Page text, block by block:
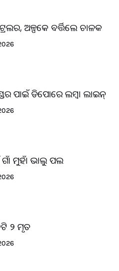
ଅଳ୍ପକେ ବର୍ତ୍ତିଲେ ଚାଳକ
ପାଇଁ ଡିପୋରେ ଲମ୍ବା ଲାଇନ୍
ଗାଁ ମୁହାଁ ଭାଲୁ ପଲ
୨ ମୃତ